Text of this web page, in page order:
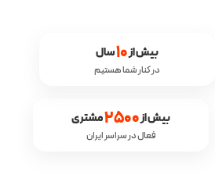
در کنار شما هستیم
بیش از 10
فعال در سراسر ایران
بیش از 2500